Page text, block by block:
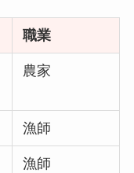
職業
農家
漁師
漁師